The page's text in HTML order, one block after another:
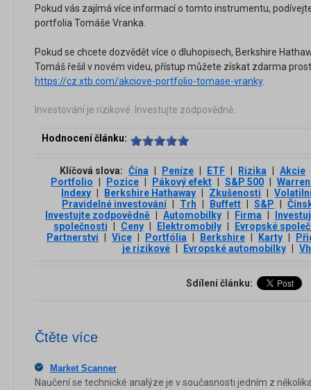
Pokud vás zajímá více informací o tomto instrumentu,
portfolia Tomáše Vranka.
Pokud se chcete dozvědět více o dluhopisech, Berkshire
Tomáš řešil v novém videu, přístup můžete získat zdarma
https://cz.xtb.com/akciove-portfolio-tomase-vranky.
Investování je rizikové. Investujte zodpovědně.
Hodnocení článku:
Klíčová slova: Čína | Peníze | ETF | Rizika | Akcie
Portfolio | Pozice | Pákový efekt | S&P 500 |
Indexy | Berkshire Hathaway | Zkušenosti |
Pravidelné investování | Trh | Buffett | S&P |
Investujte zodpovědně | Automobilky | Firma |
společnosti | Ceny | Elektromobily |
Evropské
Partnerství | Vice | Portfólia | Berkshire | Karty |
je rizikové | Evropské automobilky |
Sdílení článku:
Čtěte více
Market Scanner
Naučení se technické analýze je v současnosti jedním z